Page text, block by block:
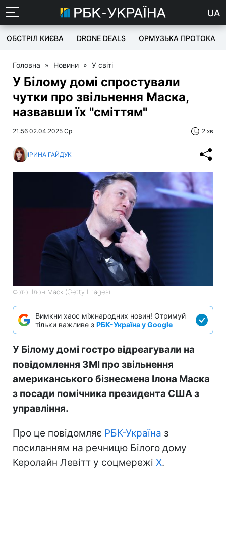
UA
ОБСТРІЛ КИЄВА DRONE DEALS ОРМУЗЬКА ПРОТОКА
Головна » Новини » У світі
У Білому домі спростували
чутки про звільнення Маска,
назвавши їх "сміттям"
21:56 02.04.2025 Ср 2 хв
ІРИНА ГАЙДУК
Фото: Ілон Маск (Getty Images)
Вимкни хаос міжнародних новин! Отримуй
тільки важливе з РБК-Україна у Google
У Білому домі гостро відреагували на
повідомлення ЗМІ про звільнення
американського бізнесмена Ілона Маска
з посади помічника президента США з
управління.
Про це повідомляє РБК-Україна з
посиланням на речницю Білого дому
Керолайн Левітт у соцмережі Х.